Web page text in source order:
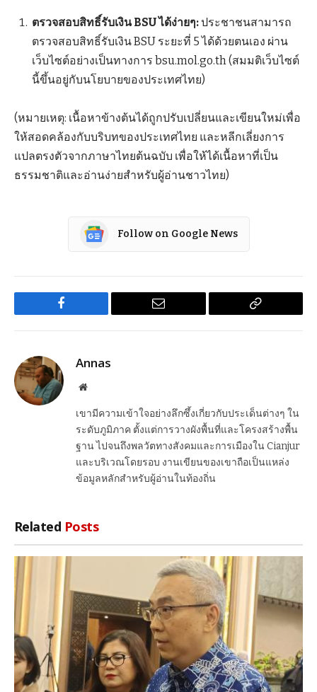
ตรวจสอบสิทธิ์รับเงิน BSU ได้ง่ายๆ:ประชาชนสามารถ
ตรวจสอบสิทธิ์รับเงิน BSU ระยะที่ 5 ได้ด้วยตนเอง ผ่าน
เว็บไซต์อย่างเป็นทางการ bsu.mol.go.th (สมมติเว็บไซต์
นี้ขึ้นอยู่กับนโยบายของประเทศไทย)
(หมายเหตุ: เนื้อหาข้างต้นได้ถูกปรับเปลี่ยนและเขียนใหม่เพื่อ
ให้สอดคล้องกับบริบทของประเทศไทย และหลีกเลี่ยงการ
แปลตรงตัวจากภาษาไทยต้นฉบับ เพื่อให้ได้เนื้อหาที่เป็น
ธรรมชาติและอ่านง่ายสำหรับผู้อ่านชาวไทย)
Follow on Google News
Facebook Email
Copy
Annas
Website
เขามีความเข้าใจอย่างลึกซึ้งเกี่ยวกับประเด็นต่างๆ ใน
ระดับภูมิภาค ตั้งแต่การวางผังพื้นที่และโครงสร้างพื้น
ฐาน ไปจนถึงพลวัตทางสังคมและการเมืองใน Cianjur
และบริเวณโดยรอบ งานเขียนของเขาถือเป็นแหล่ง
ข้อมูลหลักสำหรับผู้อ่านในท้องถิ่น
Related Posts